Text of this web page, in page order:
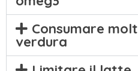
Consumare
verdura